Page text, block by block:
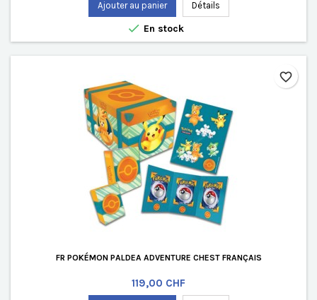
Ajouter au panier Détails
 En stock
FR POKÉMON PALDEA ADVENTURE CHEST FRANÇAIS
Prix
119,00 CHF
favorite_border